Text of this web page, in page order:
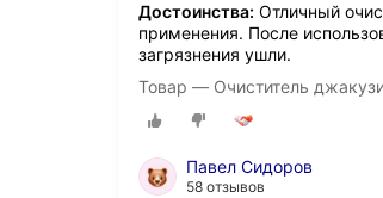
Достоинства: Отличный
применения. После
загрязнения ушли.
Товар — Очиститель
Павел Сидоров
58 отзывов